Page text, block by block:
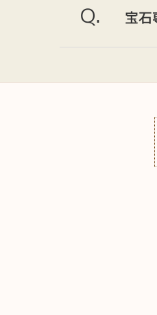
Q. 宝石
A. 仕事
男性
と気
来店